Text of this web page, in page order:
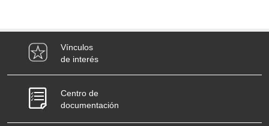
Vínculos
de interés
Centro de
documentación